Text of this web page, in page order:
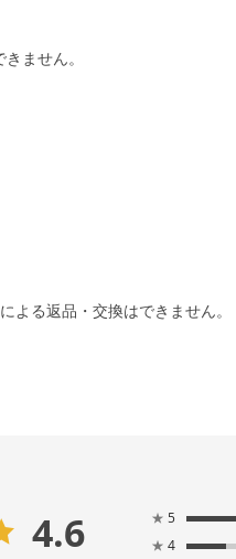
ません。
よる返品・交換はできません。
4.6 ★ 5
★ 4